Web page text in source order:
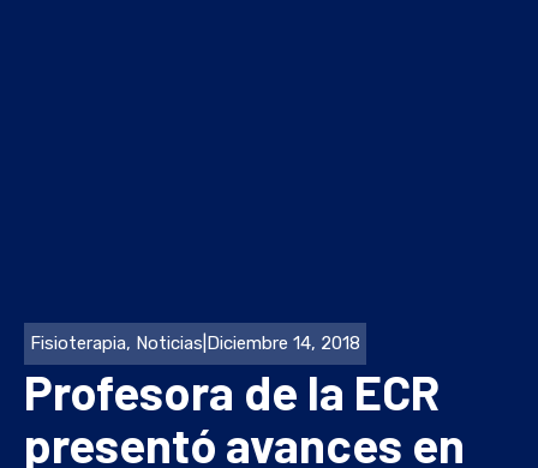
Fisioterapia, Noticias Diciembre 14, 2018
Profesora de la ECR
presentó avances en